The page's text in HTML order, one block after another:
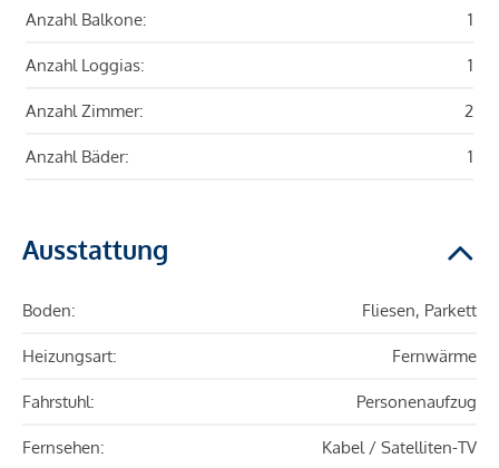
Anzahl Balkone: 1
Anzahl Loggias: 1
Anzahl Zimmer: 2
Anzahl Bäder: 1
Ausstattung
Boden: Fliesen, Parkett
Heizungsart: Fernwärme
Fahrstuhl: Personenaufzug
Fernsehen: Kabel / Satelliten-TV